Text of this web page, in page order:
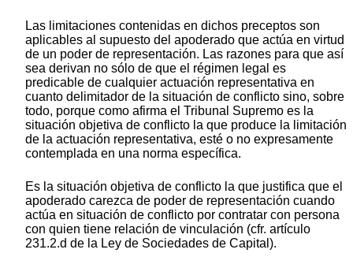
Las limitaciones contenidas en dichos preceptos son
aplicables al supuesto del apoderado que actúa en virtud
de un poder de representación. Las razones para que así
sea derivan no sólo de que el régimen legal es
predicable de cualquier actuación representativa en
cuanto delimitador de la situación de conflicto sino, sobre
todo, porque como afirma el Tribunal Supremo es la
situación objetiva de conflicto la que produce la limitación
de la actuación representativa, esté o no expresamente
contemplada en una norma específica.
Es la situación objetiva de conflicto la que justifica que el
apoderado carezca de poder de representación cuando
actúa en situación de conflicto por contratar con persona
con quien tiene relación de vinculación (cfr. artículo
231.2.d de la Ley de Sociedades de Capital).